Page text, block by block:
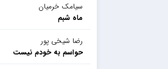
سیامک خرمیان
ماه شبم
رضا شیخی پور
حواسم به خودم نیست